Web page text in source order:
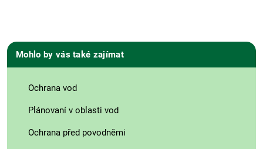
Mohlo by vás také zajímat
Ochrana vod
Plánovaní v oblasti vod
Ochrana před povodněmi